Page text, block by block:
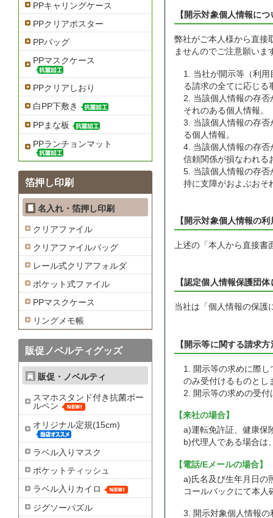
【開示対象個人情報に
弊社がご本人様から直接
ませんのでご注意願いま
1. 当社が開示等（利
る請求の全てに応じる
2. 当該個人情報の存
それのある個人情報。
3. 当該個人情報の存
る個人情報。
4. 当該個人情報の存
信頼関係が損なわれる
5. 当該個人情報の存
持に支障がおよぶおそ
【開示対象個人情報の
上述の「本人から直接書
【認定個人情報保護団
当社は「個人情報の保護
【開示等に関する請求方
1. 開示等の求めに際
のみ受付けるものとし
2. 開示等の求めの受
【来社の場合】
a)運転免許証、健康保
b)代理人である場合は
【電話/Eメールの場合】
a)氏名及び生年月日の
コールバックにて本人
3. 開示対象個人情報
PPキャリングケース
PPクリアポスター
PPバッグ
PPマスクケース
PPクリアしおり
白PP下敷き
PPまな板
PPランチョンマット
箔押し印刷
名入れ・箔押し印刷
クリアファイル
クリアファイルバッグ
レール式クリアフォルダ
ポケット式ファイル
PPマスクケース
リングメモ帳
販促ノベルティグッズ
販促・ノベルティ
スマホスタンド付き抗菌ボー
ルペン
オリジナル定規(15cm)
ラベル入りマスク
ポケットティッシュ
ラベル入りカイロ
ジグソーパズル